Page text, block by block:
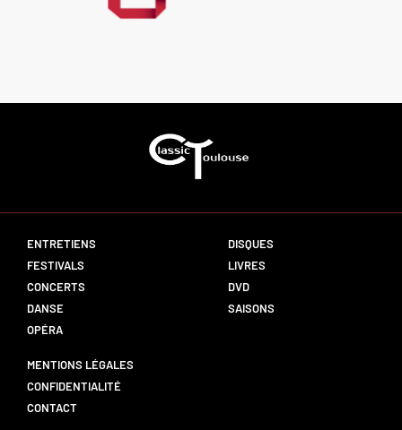
ENTRETIENS
FESTIVALS
CONCERTS
DANSE
OPÉRA
DISQUES
LIVRES
DVD
SAISONS
MENTIONS LÉGALES
CONFIDENTIALITÉ
CONTACT